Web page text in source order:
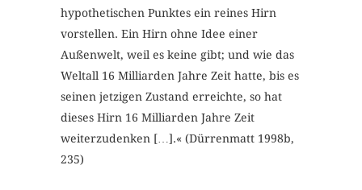
hypothetischen Punktes ein reines Hirn
vorstellen. Ein Hirn ohne Idee einer
Außenwelt, weil es keine gibt; und wie das
Weltall 16 Milliarden Jahre Zeit hatte, bis es
seinen jetzigen Zustand erreichte, so hat
dieses Hirn 16 Milliarden Jahre Zeit
weiterzudenken […].« (Dürrenmatt 1998b,
235)